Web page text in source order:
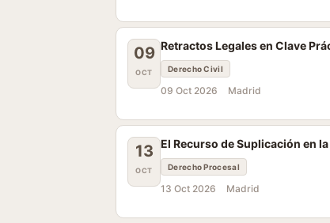
09
OCT
Retractos Legales en Clave
Derecho Civil
09 Oct 2026 Madrid
13
OCT
El Recurso de Suplicación en
Derecho Procesal
13 Oct 2026 Madrid